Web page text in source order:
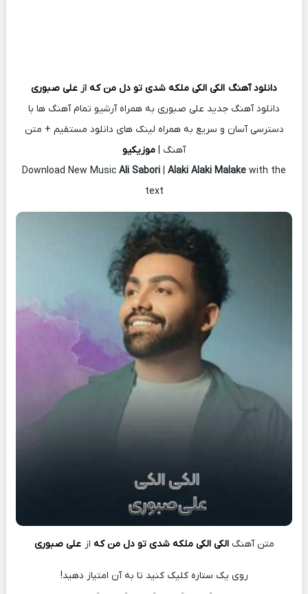
دانلود آهنگ الکی الکی ملکه شدی تو دل من که از علی صبوری
دانلود آهنگ جدید علی صبوری به همراه آرشیو تمام آهنگ ها با
دسترسی آسان و سریع به همراه لینک های دانلود مستقیم + متن
آهنگ | موزیکیو
Download New Music Ali Sabori | Alaki Alaki Malake with the
text
متن آهنگالکی الکی ملکه شدی تو دل من که از علی صبوری
روی یک ستاره کلیک کنید تا به آن امتیاز دهید!